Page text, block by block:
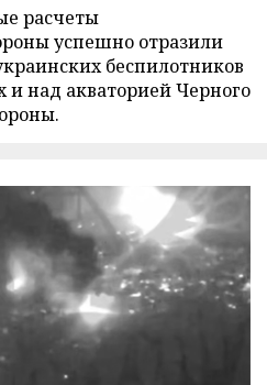
расчеты
успешно отразили
беспилотников
и над акваторией Черного